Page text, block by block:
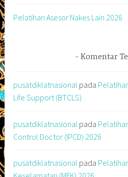
Pelatihan Asesor Nakes Lain 2026
Komentar
pusatdiklatnasional pada
Life Support (BTCLS)
pusatdiklatnasional pada
Control Doctor (IPCD) 2026
pusatdiklatnasional pada